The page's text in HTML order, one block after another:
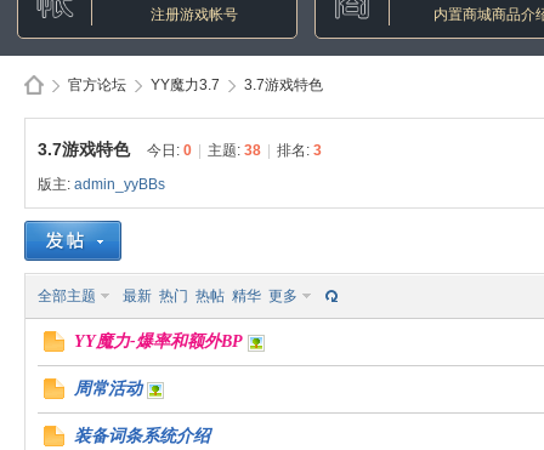
注册游戏帐号 内置商城商品介
Di »
官方论坛
›
YY魔力3.7 3.7游戏特色
3.7游戏特色 今日: 0 主题: 38 排名: 3
版主: admin_yyBBs
全部主题 最新 热门 热帖 精华 更多
YY魔力-爆率和额外BP
周常活动
装备词条系统介绍